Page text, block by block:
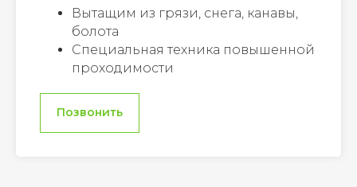
Вытащим из грязи, снега, канавы,
болота
Специальная техника повышенной
проходимости
Позвонить